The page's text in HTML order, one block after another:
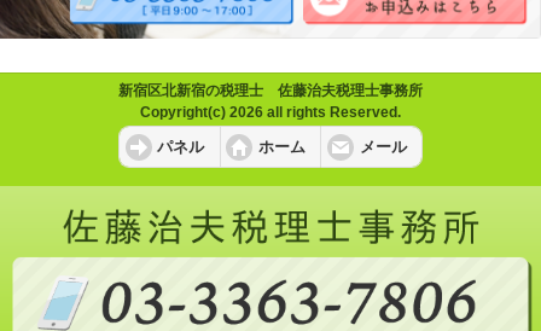
新宿区北新宿の税理士 佐藤治夫税理士事務所
Copyright(c) 2026 all rights Reserved.
パネル ホーム メール